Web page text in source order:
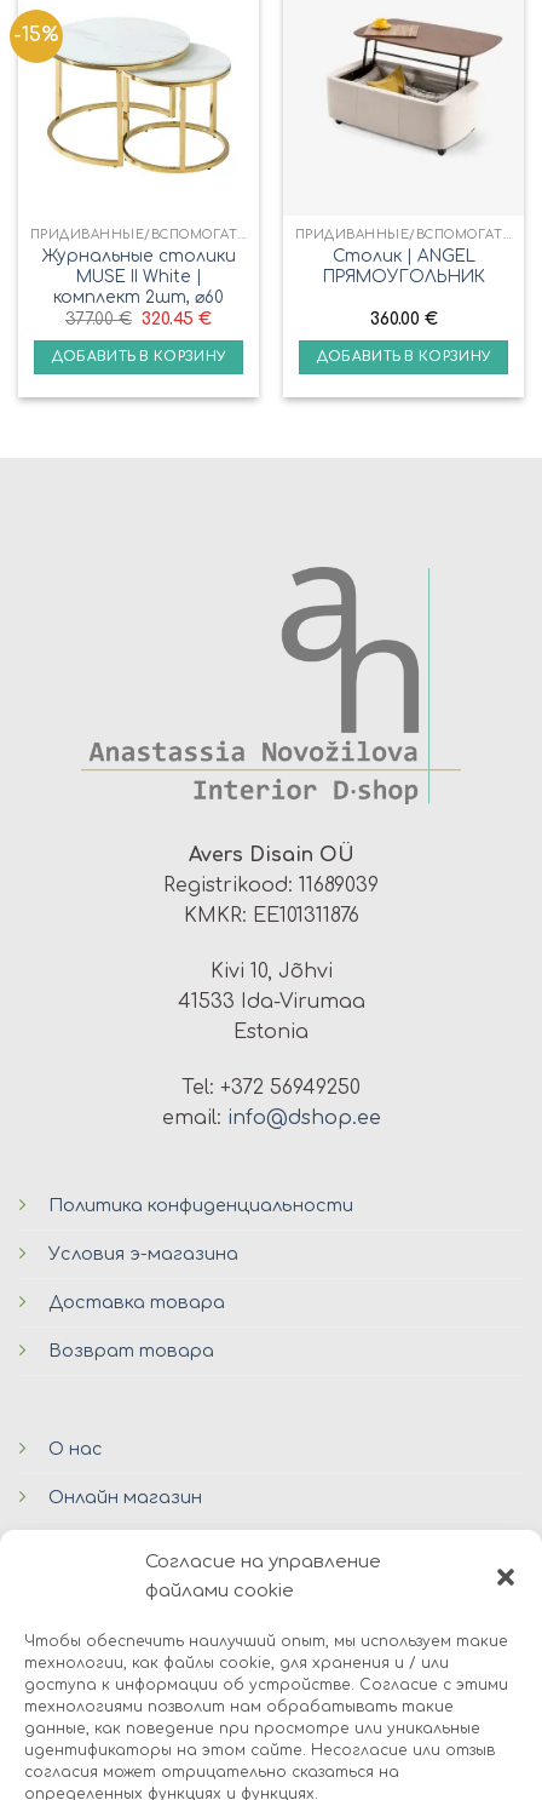
Согласие на управление
файлами cookie
Чтобы обеспечить наилучший опыт, мы используем такие
технологии, как файлы cookie, для хранения и / или
доступа к информации об устройстве. Согласие с этими
технологиями позволит нам обрабатывать такие
данные, как поведение при просмотре или уникальные
идентификаторы на этом сайте. Несогласие или отзыв
согласия может отрицательно сказаться на
определенных функциях и функциях.
-15%
Журнальные столики
MUSE II White |
комплект 2шт, ⌀60
377.00€ 320.45€
ДОБАВИТЬ В КОРЗИНУ
Столик | ANGEL
ПРЯМОУГОЛЬНИК
360.00 €
ДОБАВИТЬ В КОРЗИНУ
Avers Disain OÜ
Registrikood: 11689039
KMKR: EE101311876
Kivi 10, Jõhvi
41533 Ida-Virumaa
Estonia
Tel: +372 56949250
email: info@dshop.ee
Политика конфиденциальности
Условия э-магазина
Доставка товара
Возврат товара
О нас
Онлайн магазин
Контакты